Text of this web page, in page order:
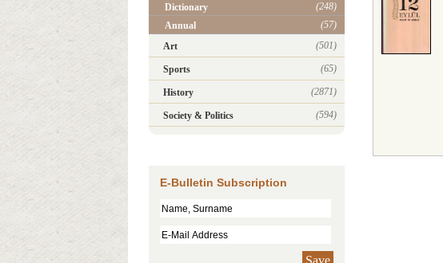
Dictionary
(248)
Annual
(57)
Art
(501)
Sports (65)
History (2871)
Society & Politics (594)
E-Bulletin Subscription
Save